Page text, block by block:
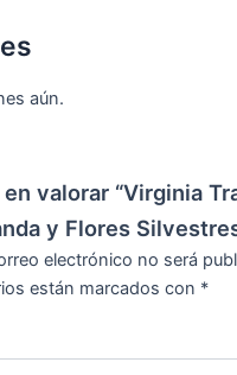
aún.
valorar “Virginia
y Flores
electrónico no será
están marcados con *